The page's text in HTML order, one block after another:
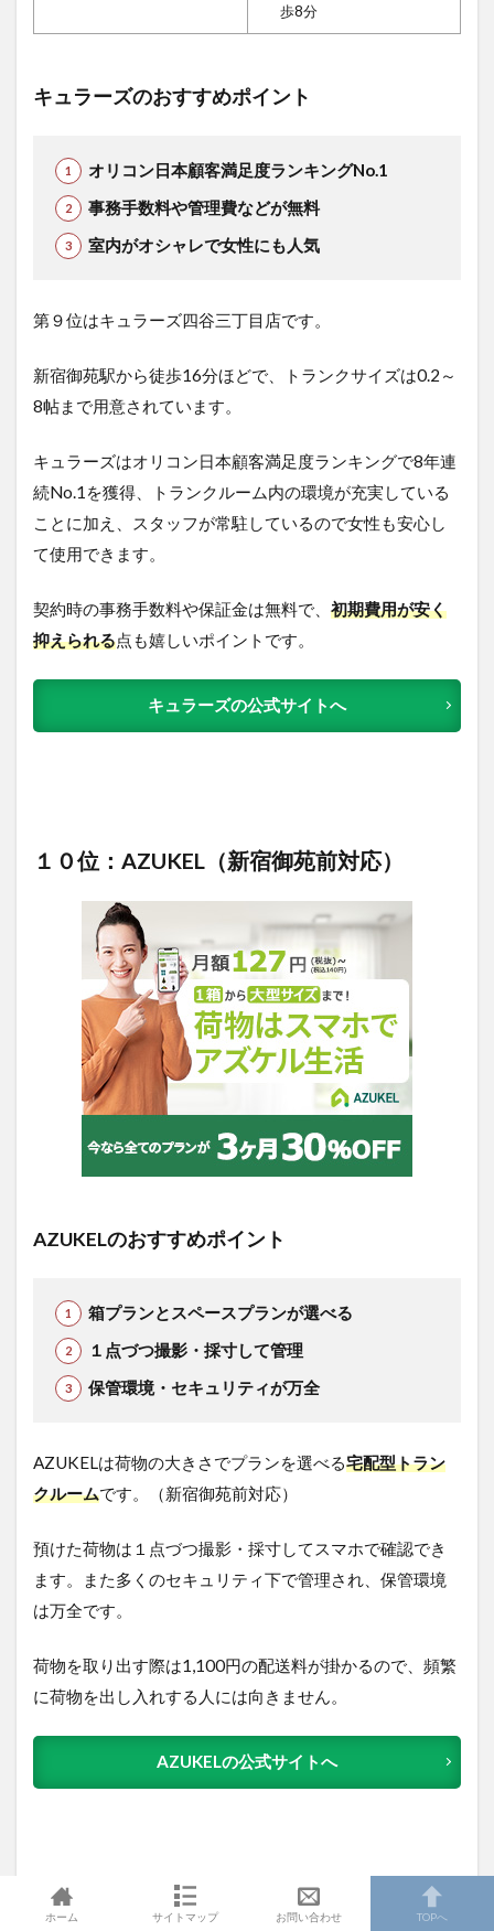
歩8分
キュラーズのおすすめポイント
オリコン日本顧客満足度ランキングNo.1
事務手数料や管理費などが無料
室内がオシャレで女性にも人気
第９位はキュラーズ四谷三丁目店です。
新宿御苑駅から徒歩16分ほどで、トランクサイズは0.2～
8帖まで用意されています。
キュラーズはオリコン日本顧客満足度ランキングで8年連
続No.1を獲得、トランクルーム内の環境が充実している
ことに加え、スタッフが常駐しているので女性も安心し
て使用できます。
契約時の事務手数料や保証金は無料で、 初期費用が安く
抑えられる点も嬉しいポイントです。
キュラーズの公式サイトへ
１０位：AZUKEL（新宿御苑前対応）
AZUKELのおすすめポイント
箱プランとスペースプランが選べる
１点づつ撮影・採寸して管理
保管環境・セキュリティが万全
AZUKELは荷物の大きさでプランを選べる宅配型トラン
クルームです。（新宿御苑前対応）
預けた荷物は１点づつ撮影・採寸してスマホで確認でき
ます。また多くのセキュリティ下で管理され、保管環境
は万全です。
荷物を取り出す際は1,100円の配送料が掛かるので、頻繁
に荷物を出し入れする人には向きません。
AZUKELの公式サイトへ
ホーム サイトマップ お問い合わせ TOPへ